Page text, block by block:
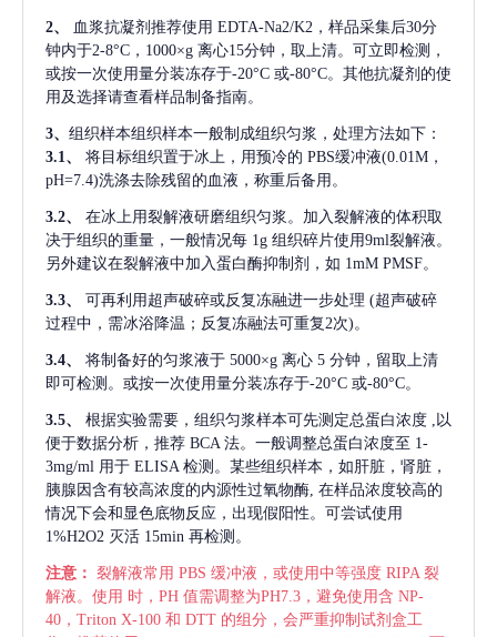
2、 血浆抗凝剂推荐使用 EDTA-Na2/K2，样品采集后30分
钟内于2-8°C，1000×g 离心15分钟，取上清。可立即检测，
或按一次使用量分装冻存于-20°C 或-80°C。其他抗凝剂的使
用及选择请查看样品制备指南。
3、 组织样本组织样本一般制成组织匀浆，处理方法如下：
3.1、
将目标组织置于冰上，用预冷的 PBS缓冲液(0.01M，
pH=7.4)洗涤去除残留的血液，称重后备用。
3.2、
在冰上用裂解液研磨组织匀浆。加入裂解液的体积取
决于组织的重量，一般情况每 1g 组织碎片使用9ml裂解液。
另外建议在裂解液中加入蛋白酶抑制剂，如 1mM PMSF。
3.3、 可再利用超声破碎或反复冻融进一步处理 (超声破碎
过程中，需冰浴降温；反复冻融法可重复2次)。
3.4、 将制备好的匀浆液于 5000×g 离心 5 分钟，留取上清
即可检测。或按一次使用量分装冻存于-20°C 或-80°C。
3.5、 根据实验需要，组织匀浆样本可先测定总蛋白浓度
,以
便于数据分析，推荐 BCA 法。一般调整总蛋白浓度至 1-
3mg/ml 用于 ELISA 检测。某些组织样本，如肝脏，肾脏，
胰腺因含有较高浓度的内源性过氧物酶, 在样品浓度较高的
情况下会和显色底物反应，出现假阳性。可尝试使用
1%H2O2 灭活 15min 再检测。
注意： 裂解液常用 PBS 缓冲液，或使用中等强度 RIPA 裂
解液。使用 时，PH 值需调整为PH7.3，避免使用含 NP-
40，Triton X-100 和 DTT 的组分，会严重抑制试剂盒工